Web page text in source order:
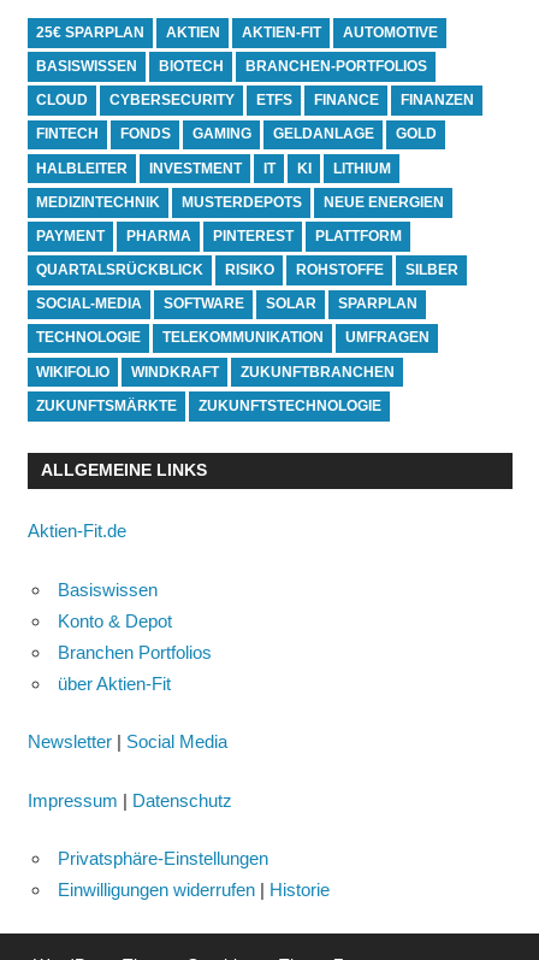
25€ SPARPLAN AKTIEN AKTIEN-FIT AUTOMOTIVE
BASISWISSEN BIOTECH BRANCHEN-PORTFOLIOS
CLOUD CYBERSECURITY ETFS FINANCE FINANZEN
FINTECH FONDS GAMING GELDANLAGE GOLD
HALBLEITER INVESTMENT IT KI LITHIUM
MEDIZINTECHNIK MUSTERDEPOTS NEUE ENERGIEN
PAYMENT PHARMA PINTEREST PLATTFORM
QUARTALSRÜCKBLICK RISIKO ROHSTOFFE SILBER
SOCIAL-MEDIA SOFTWARE SOLAR SPARPLAN
TECHNOLOGIE TELEKOMMUNIKATION UMFRAGEN
WIKIFOLIO WINDKRAFT ZUKUNFTBRANCHEN
ZUKUNFTSMÄRKTE ZUKUNFTSTECHNOLOGIE
ALLGEMEINE LINKS
Aktien-Fit.de
Basiswissen
Konto & Depot
Branchen Portfolios
über Aktien-Fit
Newsletter| Social Media
Impressum | Datenschutz
Privatsphäre-Einstellungen
Einwilligungen widerrufen | Historie